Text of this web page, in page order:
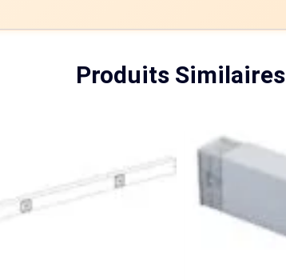
Produits Similaires